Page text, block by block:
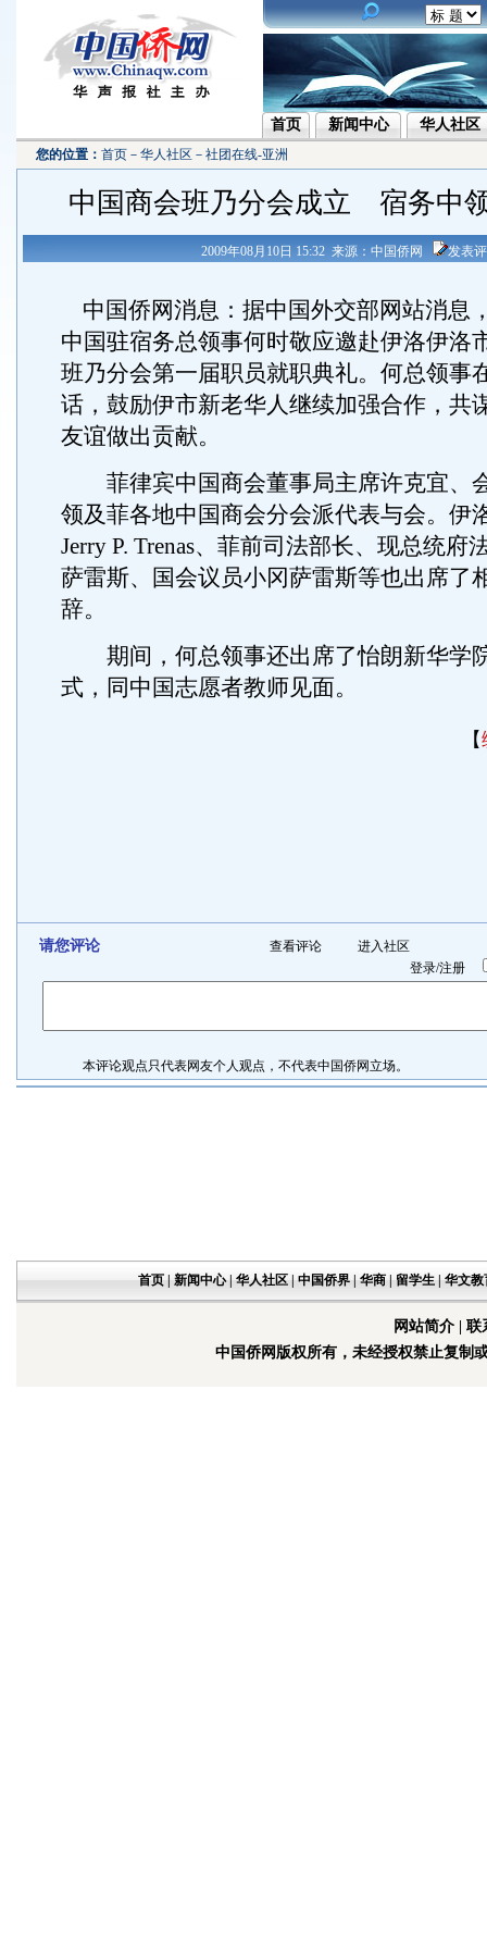
首页 新闻中心 华人社区
您的位置： 首页 － 华人社区 － 社团在线-亚洲
中国商会班乃分会成立 宿务中
2009年08月10日 15:32 来源：中国侨网 发表
中国侨网消息：据中国外交部网站消息
中国驻宿务总领事何时敬应邀赴伊洛伊洛
班乃分会第一届职员就职典礼。何总领事
话，鼓励伊市新老华人继续加强合作，共
友谊做出贡献。
菲律宾中国商会董事局主席许克宜、
领及菲各地中国商会分会派代表与会。伊
Jerry P. Trenas、菲前司法部长、现总统府
萨雷斯、国会议员小冈萨雷斯等也出席了
辞。
期间，何总领事还出席了怡朗新华学
式，同中国志愿者教师见面。
【
请您评论 查看评论
进入社区
登录/注册
本评论观点只代表网友个人观点，不代表中国侨网立场。
首页| 新闻中心| 华人社区| 中国侨界| 华商| 留学生| 华文教
网站简介| 联
中国侨网版权所有，未经授权禁止复制